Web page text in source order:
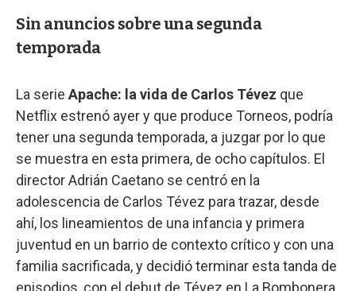
Sin anuncios sobre una segunda
temporada
La serie Apache: la vida de Carlos Tévez que
Netflix estrenó ayer y que produce Torneos, podría
tener una segunda temporada, a juzgar por lo que
se muestra en esta primera, de ocho capítulos. El
director Adrián Caetano se centró en la
adolescencia de Carlos Tévez para trazar, desde
ahí, los lineamientos de una infancia y primera
juventud en un barrio de contexto crítico y con una
familia sacrificada, y decidió terminar esta tanda de
episodios, con el debut de Tévez en La Bombonera,